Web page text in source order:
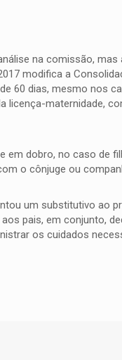
na comissão,
modifica a
60 dias, mesmo nos
licença-maternidade,
em dobro, no caso de
o cônjuge ou
um substitutivo ao
pais, em conjunto,
os cuidados